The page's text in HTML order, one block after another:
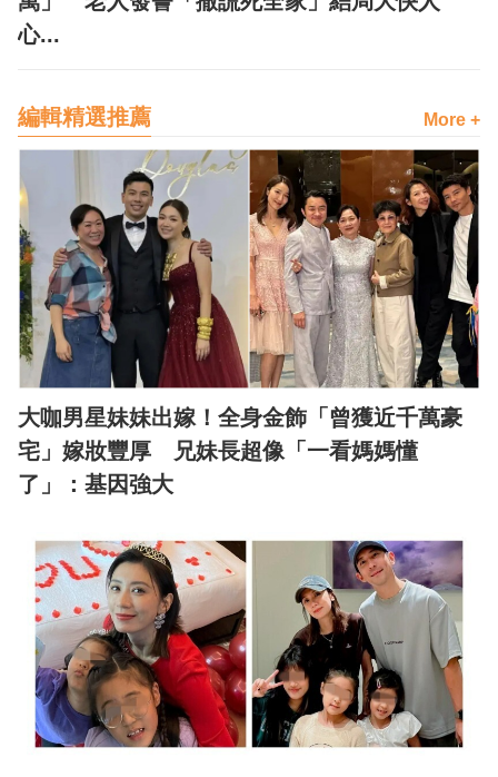
心...
編輯精選推薦 More +
大咖男星妹妹出嫁！全身金飾「曾獲近千萬豪
宅」嫁妝豐厚 兄妹長超像「一看媽媽懂
了」：基因強大